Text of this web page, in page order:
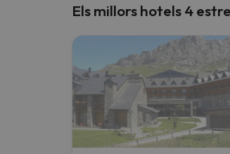
Els millors hotels 4